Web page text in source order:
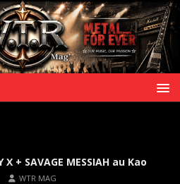
X + SAVAGE MESSIAH au Kao
WTR MAG